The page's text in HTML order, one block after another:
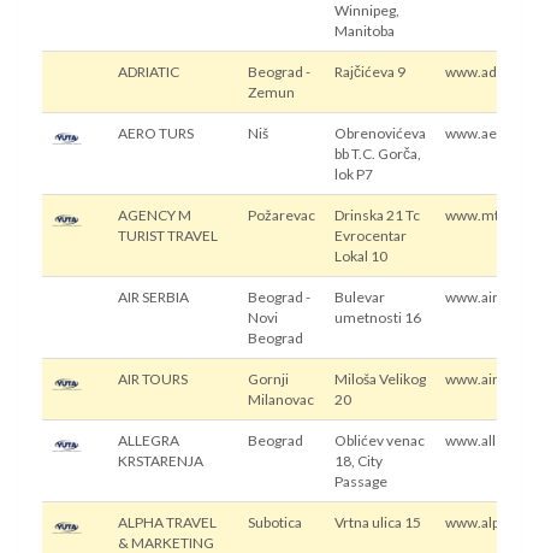
Winnipeg,
Manitoba
ADRIATIC
Beograd -
Zemun
Rajčićeva 9
AERO TURS Niš
Obrenovićeva
bb T.C. Gorča,
lok P7
AGENCY M
TURIST TRAVEL
Požarevac
Drinska 21 Tc
Evrocentar
Lokal 10
AIR SERBIA
Beograd -
Novi
Beograd
Bulevar
umetnosti 16
AIR TOURS
Gornji
Milanovac
Miloša Velikog
20
ALLEGRA
KRSTARENJA
Beograd
Oblićev venac
18, City
Passage
ALPHA TRAVEL
& MARKETING
Subotica Vrtna ulica 15